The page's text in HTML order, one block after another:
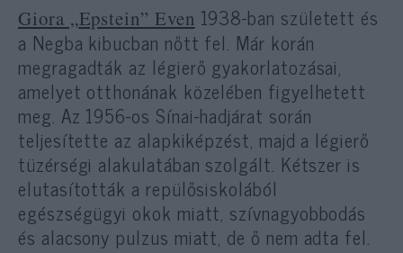
Giora „Epstein” Even 1938-ban született és
a Negba kibucban nőtt fel. Már korán
megragadták az légierő gyakorlatozásai,
amelyet otthonának közelében figyelhetett
meg. Az 1956-os Sínai-hadjárat során
teljesítette az alapkiképzést, majd a légierő
tüzérségi alakulatában szolgált. Kétszer is
elutasították a repülősiskolából
egészségügyi okok miatt, szívnagyobbodás
és alacsony pulzus miatt, de ő nem adta fel.